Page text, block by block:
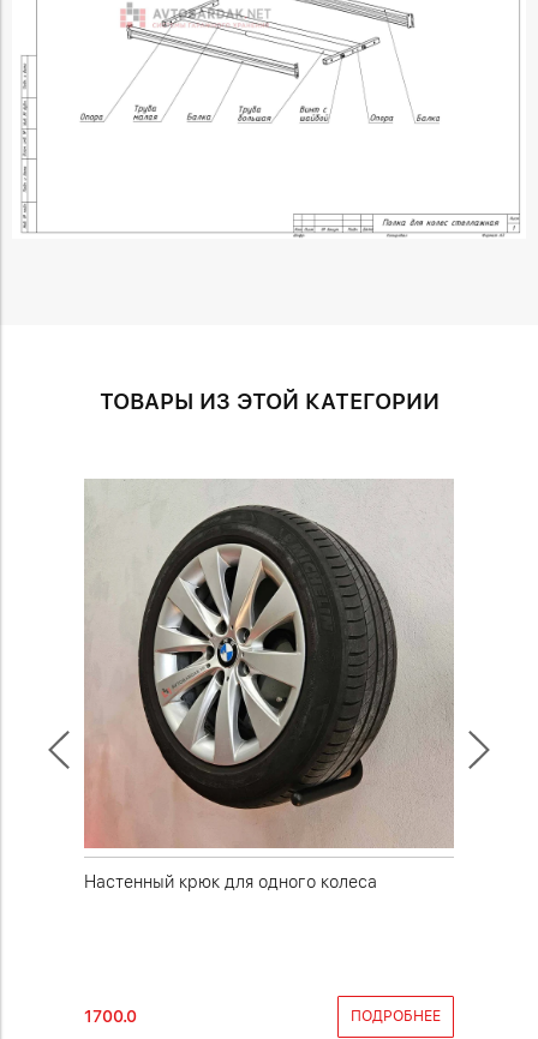
ТОВАРЫ ИЗ ЭТОЙ КАТЕГОРИИ
Настенный крюк для одного колеса
1700.0 ПОДРОБНЕЕ